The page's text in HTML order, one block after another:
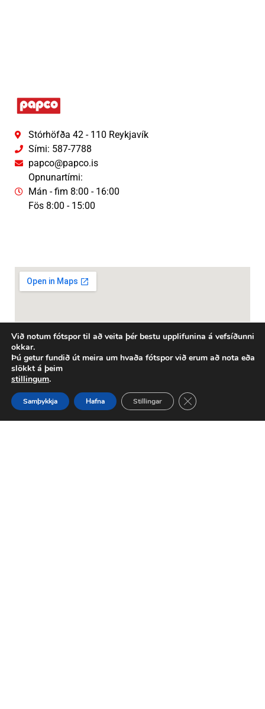
Stórhöfða 42 - 110 Reykjavík
Sími: 587-7788
papco@papco.is
Opnunartími:
Mán - fim 8:00 - 16:00
Fös 8:00 - 15:00
Við notum fótspor til að veita þér bestu upplifunina á vefsíðunni
okkar.
Þú getur fundið út meira um hvaða fótspor við erum að nota eða
slökkt á þeim
stillingum.
Samþykkja Hafna Stillingar Close GDPR Cookie